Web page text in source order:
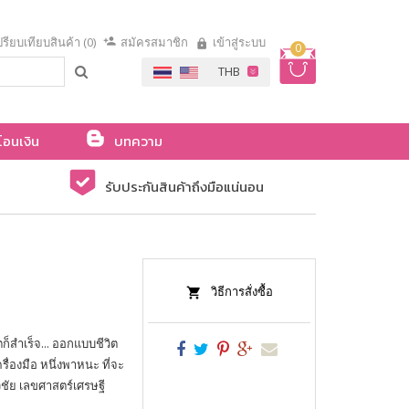
0
รียบเทียบสินค้า (0) สมัครสมาชิก เข้าสู่ระบบ
นเงิน
บทความ
รับประกันสินค้าถึงมือแน่นอน
สำเร็จ... ออกแบบชีวิต
รื่องมือ หนึ่งพาหนะ ที่จะ
ย เลขศาสตร์เศรษฐี
วิธีการสั่งซื้อ